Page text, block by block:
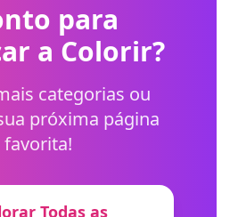
para
a Colorir?
categorias ou
próxima página
favorita!
Todas as